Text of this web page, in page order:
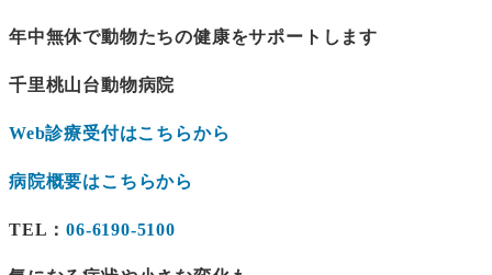
年中無休で動物たちの健康をサポートします
千里桃山台動物病院
Web診療受付はこちらから
病院概要はこちらから
TEL：06-6190-5100